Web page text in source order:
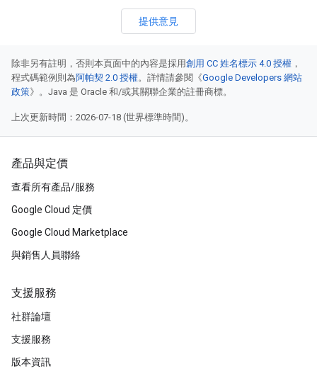
提供意見
除非另有註明，否則本頁面中的內容是採用創用 CC 姓名標示 4.0 授權 ，
程式碼範例則為阿帕契 2.0 授權。詳情請參閱《Google Developers 網站
政策》。Java 是 Oracle 和/或其關聯企業的註冊商標。
上次更新時間：2026-07-18 (世界標準時間)。
產品與定價
查看所有產品/服務
Google Cloud 定價
Google Cloud Marketplace
與銷售人員聯絡
支援服務
社群論壇
支援服務
版本資訊